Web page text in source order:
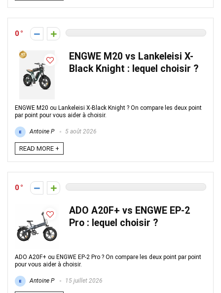
0
ENGWE M20 vs Lankeleisi X-
Black Knight : lequel choisir ?
ENGWE M20 ou Lankeleisi X-Black Knight ? On compare les deux point
par point pour vous aider à choisir.
Antoine P 5 août 2026
READ MORE +
0
ADO A20F+ vs ENGWE EP-2
Pro : lequel choisir ?
ADO A20F+ ou ENGWE EP-2 Pro ? On compare les deux point par point
pour vous aider à choisir.
Antoine P 15 juillet 2026